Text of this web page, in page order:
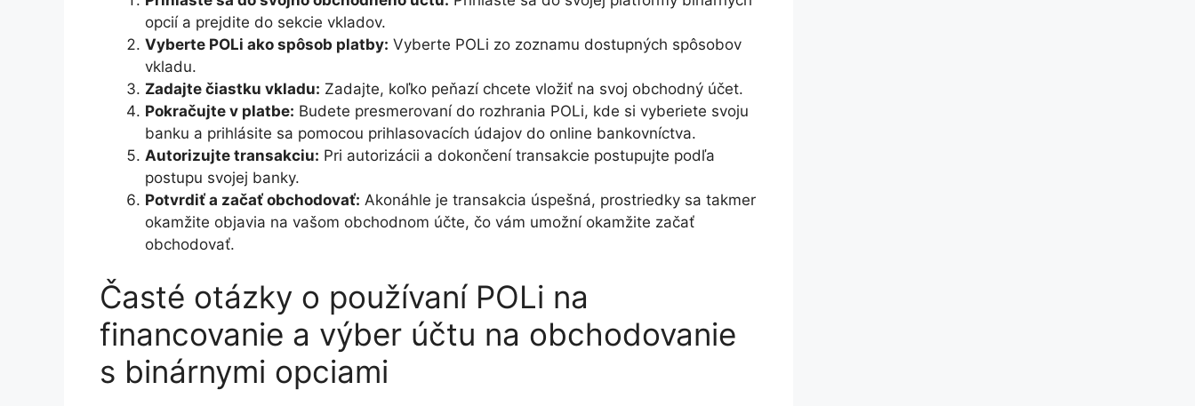
opcií a prejdite do sekcie vkladov.
Vyberte POLi ako spôsob platby: Vyberte POLi zo zoznamu dostupných spôsobov
vkladu.
Zadajte čiastku vkladu: Zadajte, koľko peňazí chcete vložiť na svoj obchodný účet.
Pokračujte v platbe: Budete presmerovaní do rozhrania POLi, kde si vyberiete svoju
banku a prihlásite sa pomocou prihlasovacích údajov do online bankovníctva.
Autorizujte transakciu: Pri autorizácii a dokončení transakcie postupujte podľa
postupu svojej banky.
Potvrdiť a začať obchodovať: Akonáhle je transakcia úspešná, prostriedky sa takmer
okamžite objavia na vašom obchodnom účte, čo vám umožní okamžite začať
obchodovať.
Časté otázky o používaní POLi na
financovanie a výber účtu na obchodovanie
s binárnymi opciami